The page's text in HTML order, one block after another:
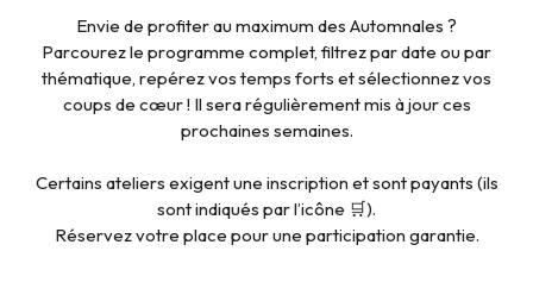
Envie de profiter au maximum des Automnales ?
Parcourez le programme complet, filtrez par date ou par
thématique, repérez vos temps forts et sélectionnez vos
coups de cœur ! Il sera régulièrement mis à jour ces
prochaines semaines.
Certains ateliers exigent une inscription et sont payants (ils
sont indiqués par l’icône 🛒).
Réservez votre place pour une participation garantie.